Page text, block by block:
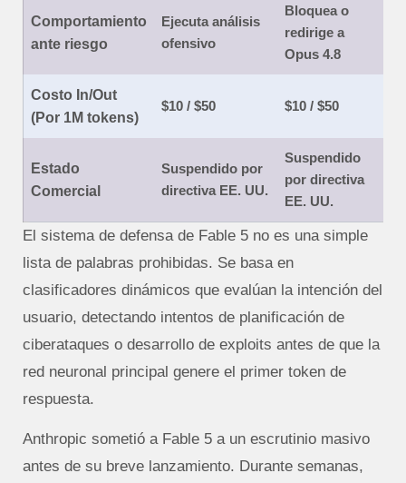
Comportamiento
ante riesgo
Ejecuta análisis
ofensivo
Bloquea o
redirige a
Opus 4.8
Costo In/Out
(Por 1M tokens)
$10 / $50 $10 / $50
Estado
Comercial
Suspendido por
directiva EE. UU.
Suspendido
por directiva
EE. UU.
El sistema de defensa de Fable 5 no es una simple
lista de palabras prohibidas. Se basa en
clasificadores dinámicos que evalúan la intención del
usuario, detectando intentos de planificación de
ciberataques o desarrollo de exploits antes de que la
red neuronal principal genere el primer token de
respuesta.
Anthropic sometió a Fable 5 a un escrutinio masivo
antes de su breve lanzamiento. Durante semanas,